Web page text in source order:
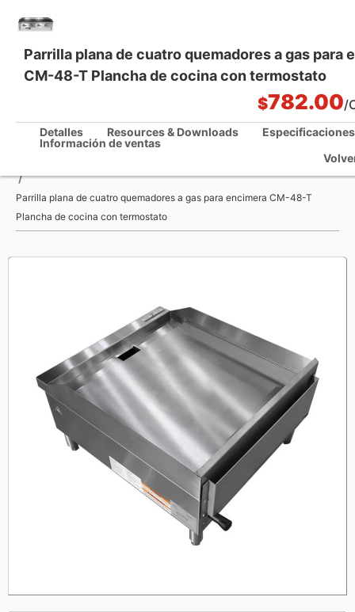
/
Parrilla plana de cuatro quemadores a gas para encimera CM-48-T
Plancha de cocina con termostato
Parrilla plana de cuatro quemadores a gas para
CM-48-T Plancha de cocina con termostato
$782.00/
Detalles Resources & Downloads
Especificaciones
Información de ventas